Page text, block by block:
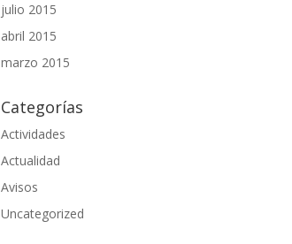
julio 2015
abril 2015
marzo 2015
Categorías
Actividades
Actualidad
Avisos
Uncategorized